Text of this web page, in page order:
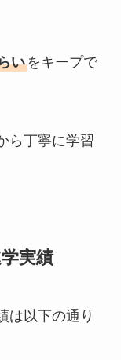
いをキープで
ら丁寧に学習
実績
は以下の通り